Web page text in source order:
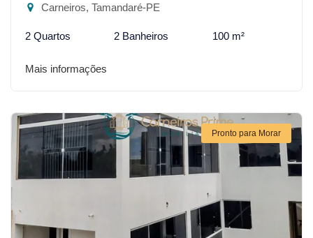
Carneiros, Tamandaré-PE
2 Quartos 2 Banheiros 100 m²
Mais informações
Pronto para Morar